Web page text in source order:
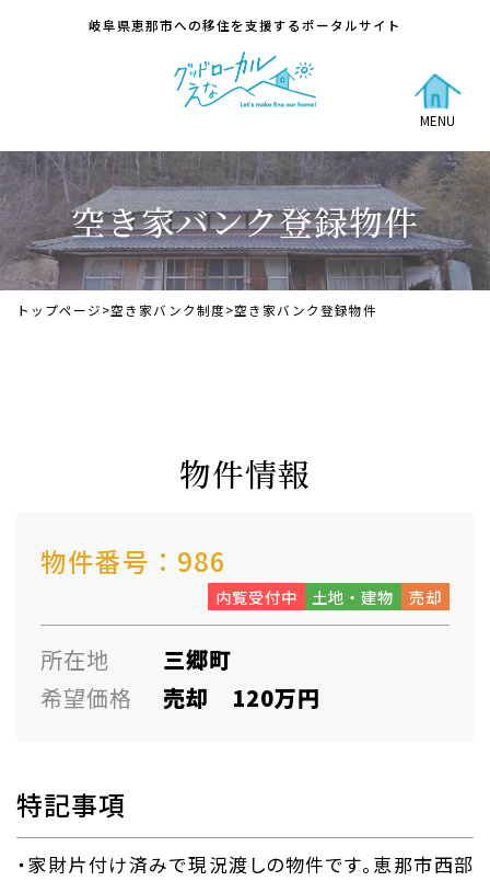
岐阜県恵那市への移住を支援するポータルサイト
MENU
空き家バンク登録物件
トップページ>空き家バンク制度>空き家バンク登録物件
物件情報
物件番号：986
内覧受付中 土地・建物 売却
所在地
三郷町
希望価格
売却 120万円
特記事項
・家財片付け済みで現況渡しの物件です。恵那市西部